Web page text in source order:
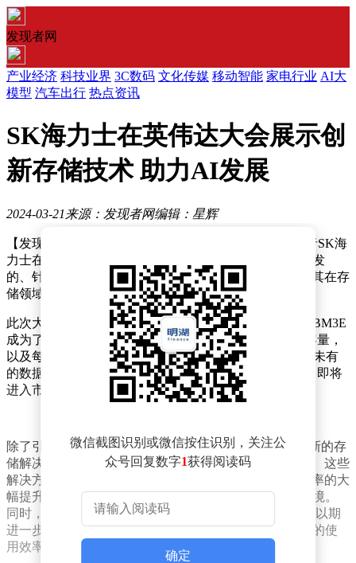
发现者网
产业经济 科技业界 3C数码 文化传媒 移动智能 家电行业 AI大
模型 汽车出行 热点资讯
SK海力士在英伟达大会展示创
新存储技术 助力AI发展
2024-03-21 来源：发现者网编辑：星辉
【发现者网】3月21日消息，全球存储器解决方案领导者SK海
力士在2024年度英伟达GPU技术大会上展示了其最新研发
的、针对人工智能应用优化的存储技术，进一步彰显了其在存
储领域的创新实力。
此次大会上，SK海力士的明星产品——高带宽存储器HBM3E
成为了众人瞩目的焦点。该产品拥有高达36GB的存储容量，
以及每秒1.18TB的惊人处理速度，为AI应用提供了前所未有
的数据支持能力。据悉，HBM3E已成功完成量产准备，即将
进入市场，为AI应用的快速发展提供强大助力。
除了引人注目的HBM3E，SK海力士还展示了一系列创新的存
储解决方案，旨在满足人工智能和数据中心的独特需求。这些
解决方案通过精心的存储架构设计，实现了数据传输效率的大
幅提升，为AI应用提供了更加稳定、高效的数据处理环境。
同时，SK海力士致力于推动标准化接口的研发和应用，以期
进一步提升计算核心组件如CPU、GPU、加速器及内存的使
用效率。
微信截图识别或微信按住识别，关注公
众号回复数字1获得阅读码
确定